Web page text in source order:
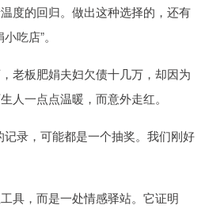
度的回归。做出这种选择的，还有
吃店”。
老板肥娟夫妇欠债十几万，却因为
人一点点温暖，而意外走红。
记录，可能都是一个抽奖。我们刚好
具，而是一处情感驿站。它证明